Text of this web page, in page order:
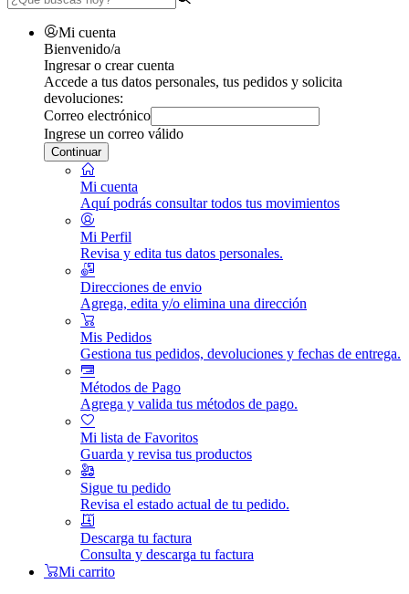
Mi cuenta
Bienvenido/a
Ingresar o crear cuenta
Accede a tus datos personales, tus pedidos y solicita
devoluciones:
Correo electrónico
Ingrese un correo válido
Continuar
Mi cuenta
Aquí podrás consultar todos tus movimientos
Mi Perfil
Revisa y edita tus datos personales.
Direcciones de envio
Agrega, edita y/o elimina una dirección
Mis Pedidos
Gestiona tus pedidos, devoluciones y fechas de entrega.
Métodos de Pago
Agrega y valida tus métodos de pago.
Mi lista de Favoritos
Guarda y revisa tus productos
Sigue tu pedido
Revisa el estado actual de tu pedido.
Descarga tu factura
Consulta y descarga tu factura
Mi carrito